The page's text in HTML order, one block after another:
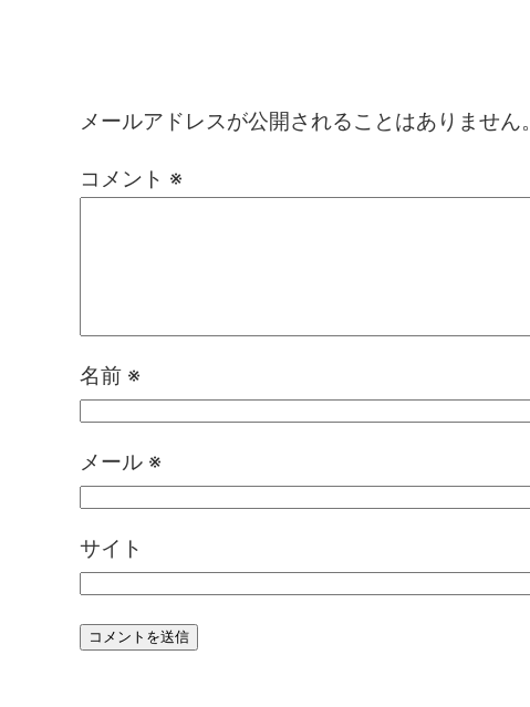
メールアドレスが公開されることはありません。
コメント ※
名前 ※
メール ※
サイト